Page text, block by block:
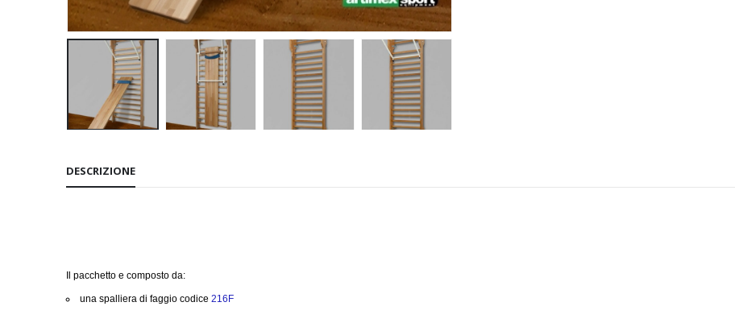
DESCRIZIONE
Il pacchetto e composto da:
una spalliera di faggio codice 216F